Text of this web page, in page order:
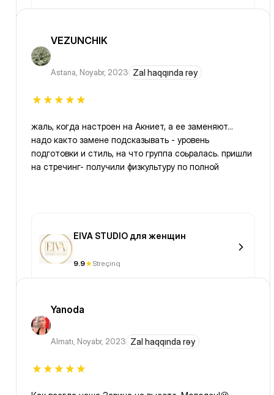
VEZUNCHIK
Astana, Noyabr, 2023 Zal haqqında rəy
жаль, когда настроен на Акниет, а ее заменяют…
надо както замене подсказывать - уровень
подготовки и стиль, на что группа соьралась. пришли
на стречинг- получили физкультуру по полной
EIVA STUDIO для женщин
9.9 Streçinq
Yanoda
Almatı, Noyabr, 2023 Zal haqqında rəy